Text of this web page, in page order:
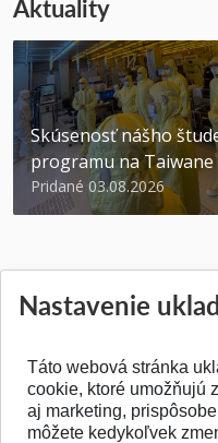
Aktuality
Skúsenosť nášho
programu na Taiwane
Pridané 03.08.2026
Nastavenie
Táto webová stránka
cookie, ktoré umožňujú
aj marketing,
môžete kedykoľvek